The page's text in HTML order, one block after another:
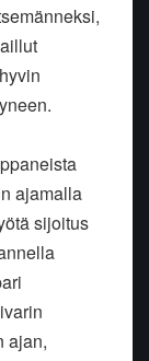
ajamalla
sijoitus
ajan,